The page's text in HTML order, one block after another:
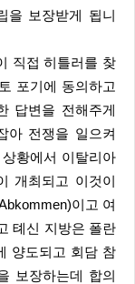
을 보장받게 됩니
포기에 동의하고
답변을 전해주게
아 전쟁을 일으켜
황에서 이탈리아
개최되고 이것이
이고 여
톄신 지방은 폴란
양도되고 회담 참
보장하는데 합의